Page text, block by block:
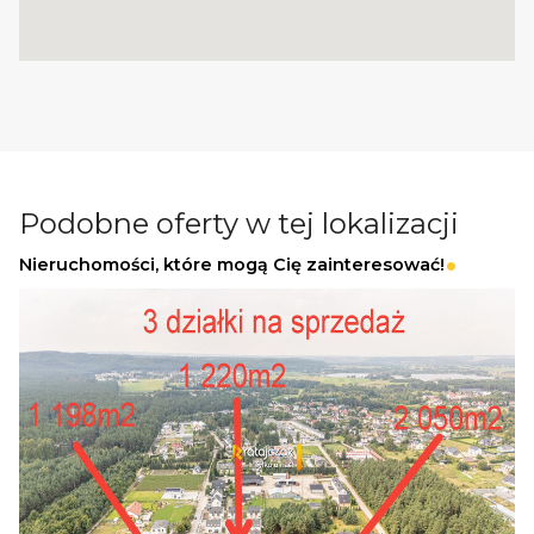
dziś!
Jeżeli zainteresowało Cię powyższe ogłoszenie
- Zadzwoń pod wskazany nr tel.
- Umów się na Prezentację,
- Przyjedź i Obejrzyj na żywo,
- Zaproponuj Swoją cenę prezentowanej
nieruchomości.
Podobne oferty w tej lokalizacji
Nieruchomości, które mogą Cię zainteresować!